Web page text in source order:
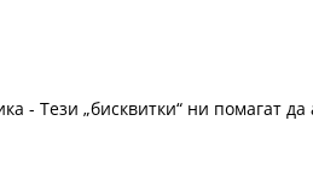
- Тези „бисквитки“ ни помагат